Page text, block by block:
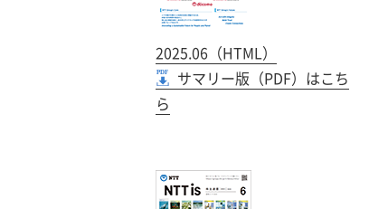
2025.06（HTML）
サマリー版（PDF）はこち
ら